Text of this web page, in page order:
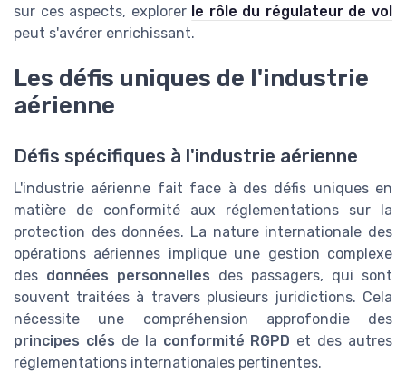
sur ces aspects, explorer le rôle du régulateur de vol
peut s'avérer enrichissant.
Les défis uniques de l'industrie
aérienne
Défis spécifiques à l'industrie aérienne
L'industrie aérienne fait face à des défis uniques en
matière de conformité aux réglementations sur la
protection des données. La nature internationale des
opérations aériennes implique une gestion complexe
des données personnelles des passagers, qui sont
souvent traitées à travers plusieurs juridictions. Cela
nécessite une compréhension approfondie des
principes clés de la conformité RGPD et des autres
réglementations internationales pertinentes.